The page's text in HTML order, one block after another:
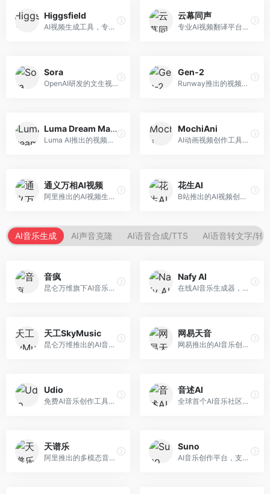
Higgsfield
AI视频生成工具，专注于高质量视频内容创作。面向视频创作者和营销人员，支持文生视频、视频编辑等功能，视频效果逼真，适合商业应用。
云幕同声
专业AI视频翻译平台，支持视频多语言配音和字幕生成。面向跨境电商和内容出海从业者，提供视频翻译、配音、字幕生成等服务，多语言支持完善。
Sora
OpenAI研发的文生视频大模型，可根据文字描述生成长达60秒的高清视频。面向影视创作者、广告从业者和内容生产者，视频连贯性强，物理世界理解准确，代表了AI视频生成的最高水平。
Gen-2
Runway推出的视频生成模型，专注于文生视频和视频风格转换。面向影视制作人和创意工作者，支持文本到视频、图像到视频等多种生成模式，视频质量专业级。
Luma Dream Machine
Luma AI推出的视频生成工具，专注于高质量视频创作。面向影视创作者和内容生产者，支持文生视频、图生视频，视频质量高，物理运动流畅自然。
MochiAni
AI动画视频创作工具，专注于动画内容生成。面向动画创作者和二次元内容生产者，支持动画风格视频生成，动画效果流畅，适合动漫内容创作。
通义万相AI视频
阿里推出的AI视频生成服务，整合图像与视频创作能力。面向电商和营销从业者，支持商品视频生成、营销视频制作等服务，商业应用场景丰富。
花生AI
B站推出的AI视频创作工具，专注于短视频内容生成。面向B站创作者，支持视频生成、视频编辑等功能，与B站平台深度整合，创作效率高。
AI音乐生成 AI声音克隆 AI语音合成/TTS AI语音转文字/转
音疯
昆仑万维旗下AI音乐创作平台，专注于音乐内容生成。面向音乐爱好者和内容创作者，提供多种风格音乐生成，操作简便，创作速度快。
Nafy AI
在线AI音乐生成器，专注于快速音乐创作。面向内容创作者，支持多种风格音乐生成，操作简便，生成速度快，适合快速配乐需求。
天工SkyMusic
昆仑万维推出的AI音乐创作平台，基于天工大模型。面向音乐创作者，支持歌词生成、旋律创作、音乐编曲等服务，中文音乐创作能力强。
网易天音
网易推出的AI音乐创作工具，支持作词、作曲与编曲。面向音乐爱好者和独立音乐人，提供歌词生成、旋律创作、编曲制作等服务，与网易云音乐生态深度整合。
Udio
免费AI音乐创作工具，专注于高质量音乐生成。面向音乐创作者和内容制作者，支持多种音乐风格生成，音质专业，创作自由度高，适合专业音乐制作场景。
音述AI
全球首个AI音乐社区平台，整合创作与分享功能。面向音乐创作者和爱好者，提供音乐创作、作品分享、社区交流等服务，社区氛围活跃。
天谱乐
阿里推出的多模态音乐生成平台，整合音频与文本理解能力。面向内容创作者，支持歌词生成、旋律创作、音乐编辑等服务，与阿里生态深度整合。
Suno
AI音乐创作平台，支持通过文字描述生成完整歌曲，包含歌词、旋律和人声。面向音乐爱好者、内容创作者和独立音乐人，操作门槛低，创作速度快，支持多种音乐风格，为音乐创作带来全新可能。